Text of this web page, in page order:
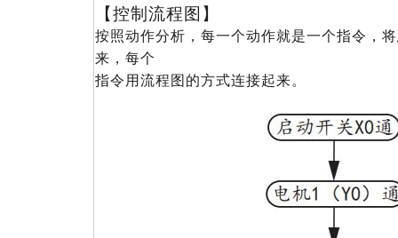
【控制流程图】
按照动作分析，每一个动作就是一个指令，
来，每个
指令用流程图的方式连接起来。